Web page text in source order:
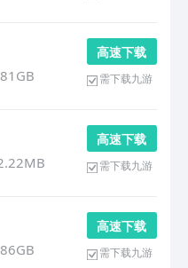
高 速 下 载
需下载九游
高 速 下 载
需下载九游
高 速 下 载
需下载九游